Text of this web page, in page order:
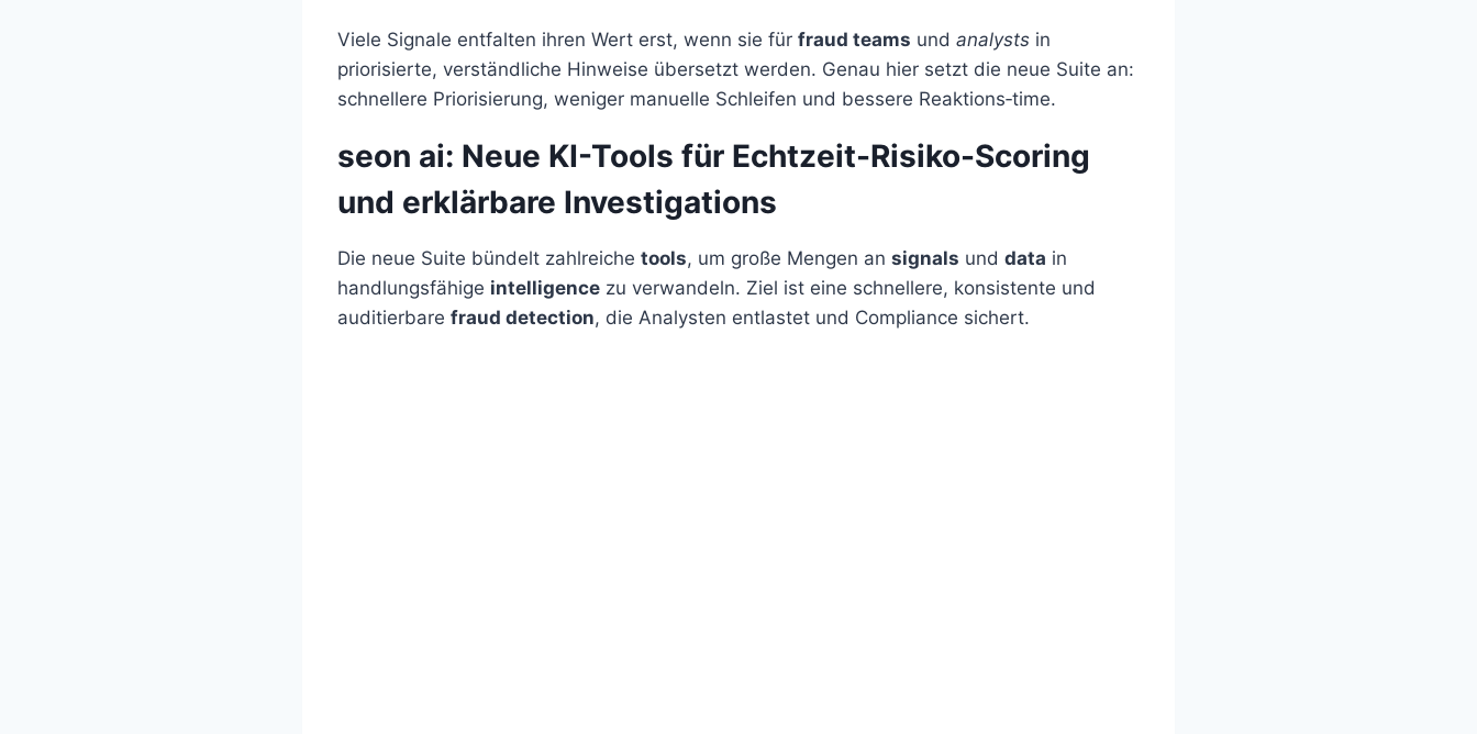
Viele Signale entfalten ihren Wert erst, wenn sie für fraud teams und analysts in
priorisierte, verständliche Hinweise übersetzt werden. Genau hier setzt die neue Suite an:
schnellere Priorisierung, weniger manuelle Schleifen und bessere Reaktions‑time.
seon ai: Neue KI-Tools für Echtzeit-Risiko-Scoring
und erklärbare Investigations
Die neue Suite bündelt zahlreiche tools, um große Mengen an signals und data in
handlungsfähige intelligence zu verwandeln. Ziel ist eine schnellere, konsistente und
auditierbare fraud detection, die Analysten entlastet und Compliance sichert.